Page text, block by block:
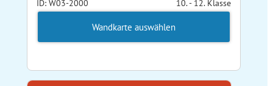
ID: W03-2000 10. - 12. Klasse
Wandkarte auswählen